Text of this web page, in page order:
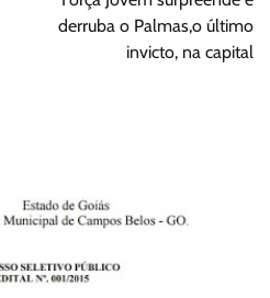
derruba o Palmas,o último
invicto, na capital